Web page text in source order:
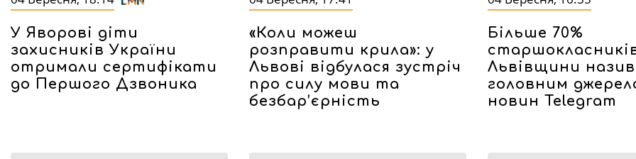
У Яворові діти
захисників України
отримали сертифікати
до Першого Дзвоника
«Коли можеш
розправити крила»: у
Львові відбулася зустріч
про силу мови та
безбар’єрність
Більше 70%
Львівщини
головним
новин Telegram